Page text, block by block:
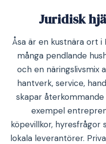
Juridisk
Åsa är en kustnära ort i
många pendlande
och en näringslivsmix
hantverk, service,
skapar
exempel
köpevillkor, hyresfrågor
lokala leverantörer.